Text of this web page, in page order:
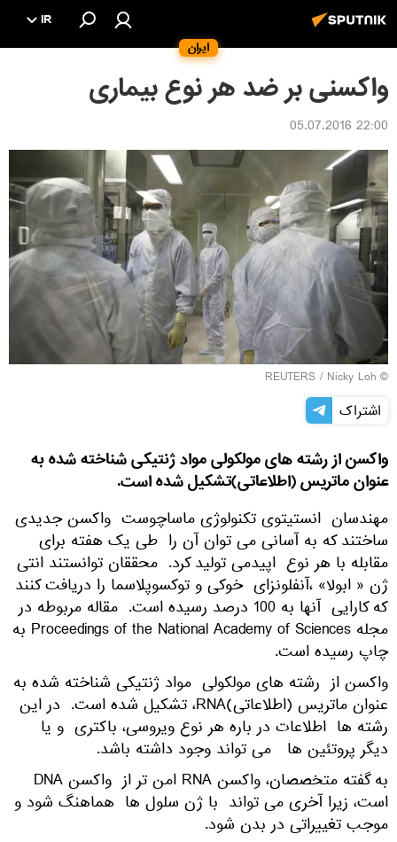
ایران
IR
واکسنی بر ضد هر نوع بیماری
22:00 05.07.2016
©
REUTERS / Nicky Loh
اشتراک
واکسن از رشته های مولکولی مواد ژنتیکی شناخته شده به
عنوان ماتریس (اطلاعاتی)تشکیل شده است.
مهندسان انستیتوی تکنولوژی ماساچوست واکسن جدیدی
ساختند که به آسانی می توان آن را طی یک هفته برای
مقابله با هر نوع اپیدمی تولید کرد. محققان توانستند انتی
ژن « ابولا» ،آنفلونزای خوکی و توکسوپلاسما را دریافت کنند
که کارایی آنها به 100 درصد رسیده است. مقاله مربوطه در
مجله Proceedings of the National Academy of Sciences به
چاپ رسیده است.
واکسن از رشته های مولکولی مواد ژنتیکی شناخته شده به
عنوان ماتریس (اطلاعاتی)RNA، تشکیل شده است. در این
رشته ها اطلاعات در باره هر نوع ویروسی، باکتری و یا
دیگر پروتئین ها می تواند وجود داشته باشد.
به گفته متخصصان، واکسن RNA امن تر از واکسن DNA
است، زیرا آخری می تواند با ژن سلول ها هماهنگ شود و
موجب تغییراتی در بدن شود.